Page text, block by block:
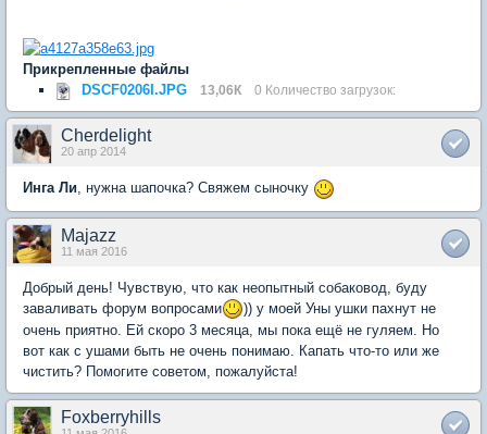
Прикрепленные файлы
DSCF0206I.JPG
13,06К 0 Количество загрузок:
Cherdelight
20 апр 2014
Инга Ли, нужна шапочка? Свяжем сыночку
Majazz
11 мая 2016
Добрый день! Чувствую, что как неопытный собаковод, буду
заваливать форум вопросами
)) у моей Уны ушки пахнут не
очень приятно. Ей скоро 3 месяца, мы пока ещё не гуляем. Но
вот как с ушами быть не очень понимаю. Капать что-то или же
чистить? Помогите советом, пожалуйста!
Foxberryhills